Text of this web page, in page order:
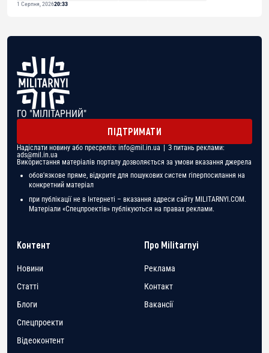
1 Серпня, 202620:33
ГО "МІЛІТАРНИЙ"
ПІДТРИМАТИ
Надіслати новину або пресреліз: info@mil.in.ua | З питань реклами:
ads@mil.in.ua
Використання матеріалів порталу дозволяється за умови вказання джерела
обов'язкове пряме, відкрите для пошукових систем гіперпосилання на
конкретний матеріал
при публікації не в Інтернеті – вказання адреси сайту MILITARNYI.COM.
Матеріали «Спецпроектів» публікуються на правах реклами.
Контент
Новини
Статті
Блоги
Спецпроекти
Відеоконтент
Про Militarnyi
Реклама
Контакт
Вакансії